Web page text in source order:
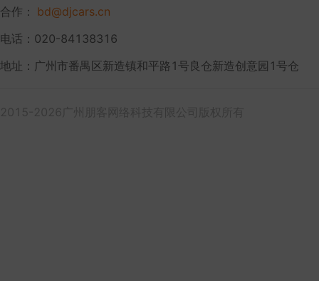
合作： bd@djcars.cn
电话：020-84138316
地址：广州市番禺区新造镇和平路1号良仓新造创意园1号仓